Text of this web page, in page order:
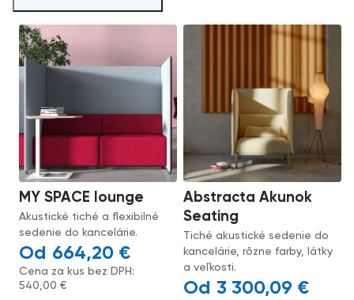
MY SPACE lounge
Akustické tiché a flexibilné
sedenie do kancelárie.
664,20 €
Cena za kus bez DPH:
540,00€
Abstracta Akunok
Seating
Tiché akustické sedenie do
kancelárie, rôzne farby, látky
a veľkosti.
3 300,09 €